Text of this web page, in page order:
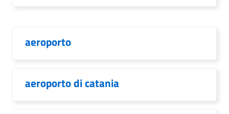
aeroporto
aeroporto di catania